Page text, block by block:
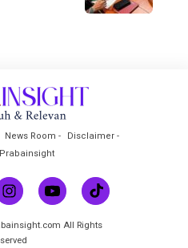
News Room
Disclaimer
All Rights